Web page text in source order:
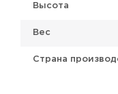
Высота
Вес
Страна